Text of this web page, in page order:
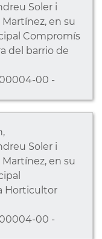
Soler i
Martínez, en su
Compromís
del barrio de
00 -
Soler i
Martínez, en su
Horticultor
00 -